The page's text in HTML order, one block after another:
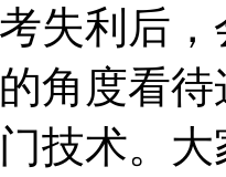
失利后
角度看
技术。